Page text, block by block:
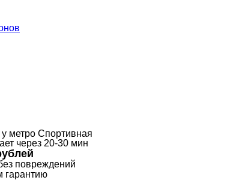
метро Спортивная
через 20-30 мин
повреждений
гарантию